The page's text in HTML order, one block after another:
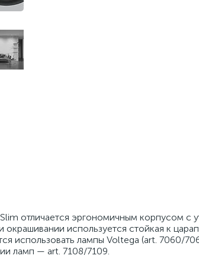
отличается эргономичным корпусом с
используется стойкая к
использовать лампы Voltega (art. 7060/
ламп — art. 7108/7109.